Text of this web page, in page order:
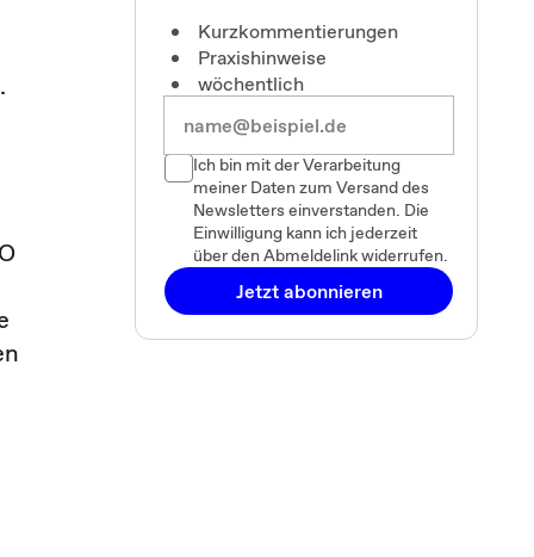
Kurzkommentierungen
Praxishinweise
wöchentlich
Ich bin mit der Verarbeitung
meiner Daten zum Versand des
Newsletters einverstanden. Die
Einwilligung kann ich jederzeit
über den Abmeldelink widerrufen.
Jetzt abonnieren